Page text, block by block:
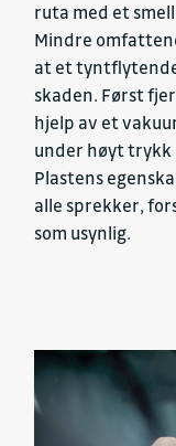
ruta med et
Mindre
at et
skaden. Først
hjelp av et
under høyt trykk
Plastens
alle sprekker,
som usynlig.